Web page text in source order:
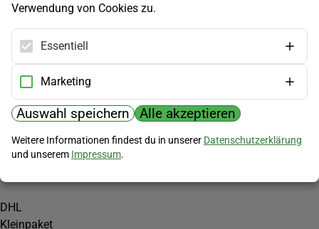
Hilfe
Kundenservice
Widerrufsbelehrung
Versandkosten
Zahlungsmöglichkeiten
PayPal
Vorkasse
Versand
DHL
Kleinpaket
Verwendung von Cookies zu.
Essentiell
Marketing
Auswahl speichern Alle akzeptieren
Weitere Informationen findest du in unserer Datenschutzerklärung
und unserem Impressum.